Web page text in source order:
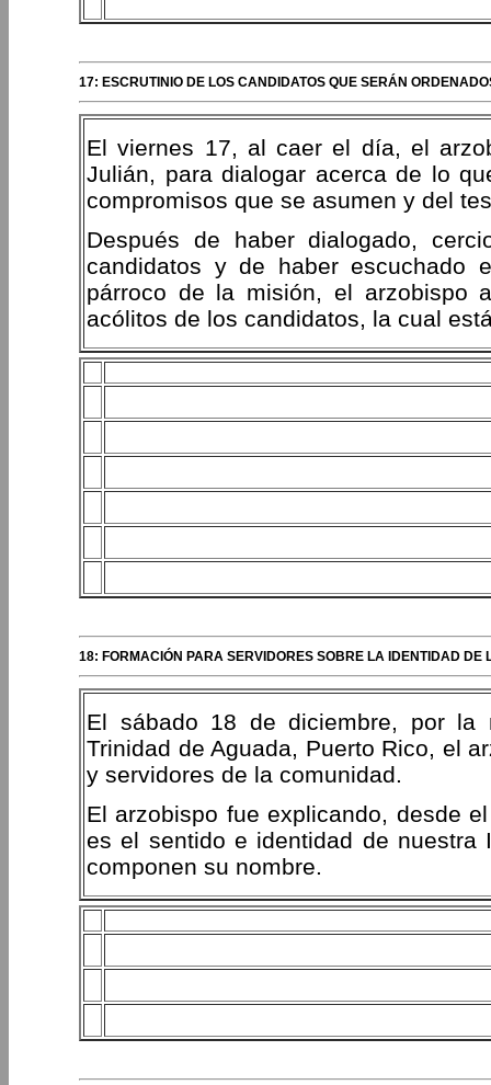
17: ESCRUTINIO DE LOS CANDIDATOS QUE SERÁN
El viernes 17, al caer el día, el
Julián, para dialogar acerca de lo
compromisos que se asumen y del
Después de haber dialogado,
candidatos y de haber escuchado
párroco de la misión, el arzobispo
acólitos de los candidatos, la cual
18: FORMACIÓN PARA SERVIDORES SOBRE LA IDENTIDAD
El sábado 18 de diciembre, por la
Trinidad de Aguada, Puerto Rico, el
y servidores de la comunidad.
El arzobispo fue explicando, desde
es el sentido e identidad de
componen su nombre.